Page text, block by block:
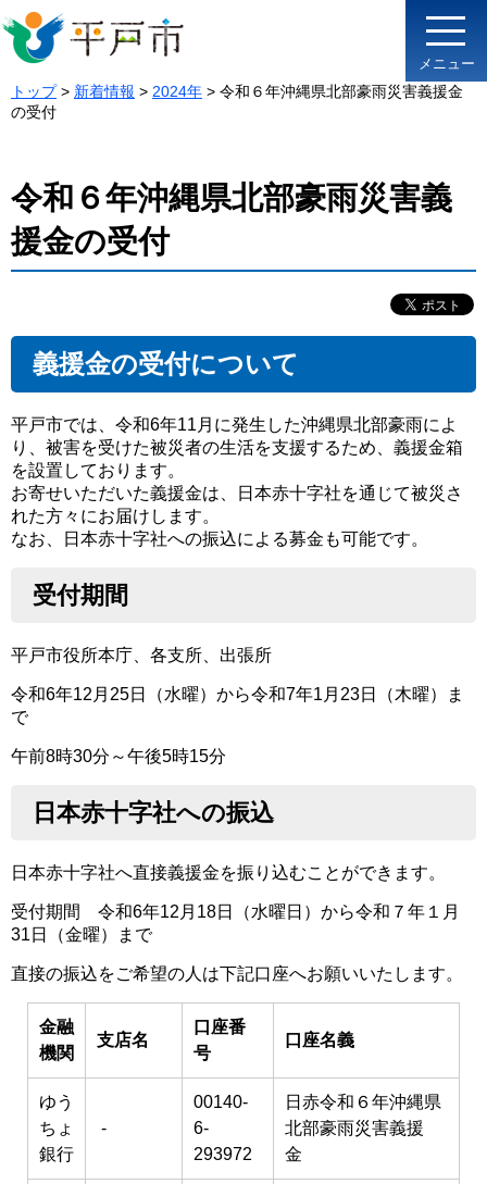
メニュー
トップ> 新着情報 > 2024年 > 令和６年沖縄県北部豪雨災害義援金
の受付
令和６年沖縄県北部豪雨災害義
援金の受付
義援金の受付について
平戸市では、令和6年11月に発生した沖縄県北部豪雨によ
り、被害を受けた被災者の生活を支援するため、義援金箱
を設置しております。
お寄せいただいた義援金は、日本赤十字社を通じて被災さ
れた方々にお届けします。
なお、日本赤十字社への振込による募金も可能です。
受付期間
平戸市役所本庁、各支所、出張所
令和6年12月25日（水曜）から令和7年1月23日（木曜）ま
で
午前8時30分～午後5時15分
日本赤十字社への振込
日本赤十字社へ直接義援金を振り込むことができます。
受付期間 令和6年12月18日（水曜日）から令和７年１月
31日（金曜）まで
直接の振込をご希望の人は下記口座へお願いいたします。
金融
機関
支店名
口座番
号
口座名義
ゆう
ちょ
銀行
-
00140-
6-
293972
日赤令和６年沖縄県
北部豪雨災害義援
金